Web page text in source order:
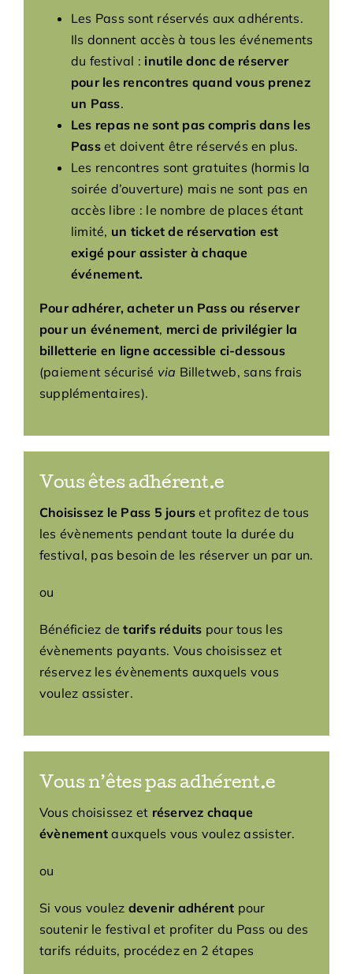
Archives
Contact
Les Pass sont réservés aux adhérents.
Ils donnent accès à tous les événements
du festival : inutile donc de réserver
pour les rencontres quand vous prenez
un Pass.
Les repas ne sont pas compris dans les
Passet doivent être réservés en plus.
Les rencontres sont gratuites (hormis la
soirée d’ouverture) mais ne sont pas en
accès libre : le nombre de places étant
limité, un ticket de réservation est
exigé pour assister à chaque
événement.
Pour adhérer, acheter un Pass ou réserver
pour un événement, merci de privilégier la
billetterie en ligne accessible ci-dessous
(paiement sécurisé via Billetweb, sans frais
supplémentaires).
Vous êtes adhérent.e
Choisissez le Pass 5 jours et profitez de tous
les évènements pendant toute la durée du
festival, pas besoin de les réserver un par un.
ou
Bénéficiez detarifs réduits pour tous les
évènements payants. Vous choisissez et
réservez les évènements auxquels vous
voulez assister.
Vous n’êtes pas adhérent.e
Vous choisissez et réservez chaque
évènement auxquels vous voulez assister.
ou
Si vous voulez devenir adhérent pour
soutenir le festival et profiter du Pass ou des
tarifs réduits, procédez en 2 étapes